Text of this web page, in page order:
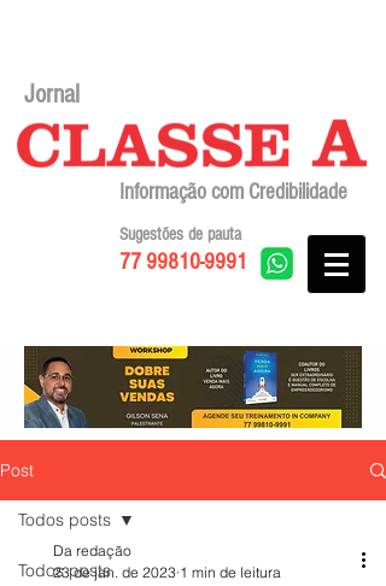
Jornal
Informação com Credibilidade
77 99810-9991
Sugestões de pauta
Post
Todos posts
Todos posts
Da redação
23 de jan. de 2023 1 min de leitura